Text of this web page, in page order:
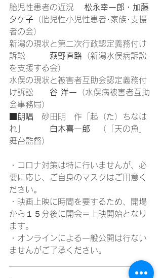
胎児性患者の近況 松永幸一郎・加藤
タケ子 （胎児性小児性患者･家族･支援
者の会）
新潟の現状と第二次行政認定義務付け
訴訟 萩野直路 （新潟水俣病訴訟
を支援する会）
水俣の現状と被害者互助会認定義務付
け訴訟 谷 洋一 （水俣病被害者互助
会事務局）
■朗唱 砂田明　作「起（た）ちなは
れ」
白木喜一郎
（「天の魚」
舞台監督）
・コロナ対策は特に行いませんが、必
要に応じ、ご自身のマスクはご用意く
ださい。
・映画上映に時間を要するため、開場
から１５分後に開会＝上映開始となり
ます。
・オンラインによる一般公開は行ない
ませんがご了承ください。